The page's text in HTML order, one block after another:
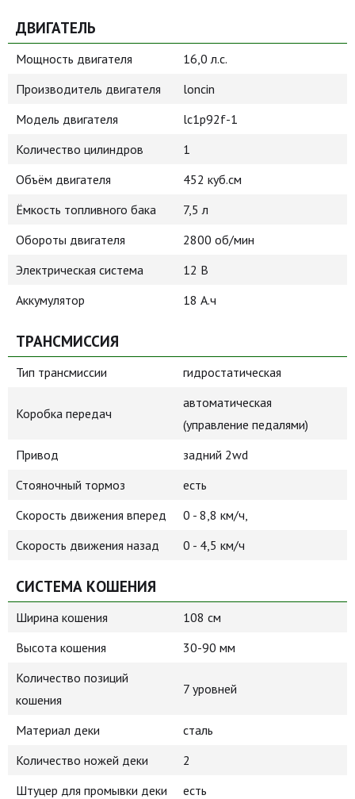
ДВИГАТЕЛЬ
Мощность двигателя
16,0 л.с.
Производитель двигателя
loncin
Модель двигателя
lc1p92f-1
Количество цилиндров
1
Объём двигателя
452 куб.см
Ёмкость топливного бака
7,5 л
Обороты двигателя
2800 об/мин
Электрическая система
12 В
Аккумулятор
18 А.ч
ТРАНСМИССИЯ
Тип трансмиссии гидростатическая
Коробка передач
автоматическая
(управление педалями)
Привод
задний 2wd
Стояночный тормоз
есть
Скорость движения вперед
0 - 8,8 км/ч,
Скорость движения назад
0 - 4,5 км/ч
СИСТЕМА КОШЕНИЯ
Ширина кошения
108 см
Высота кошения
30-90 мм
Количество позиций
кошения
7 уровней
Материал деки
сталь
Количество ножей деки
2
Штуцер для промывки деки
есть